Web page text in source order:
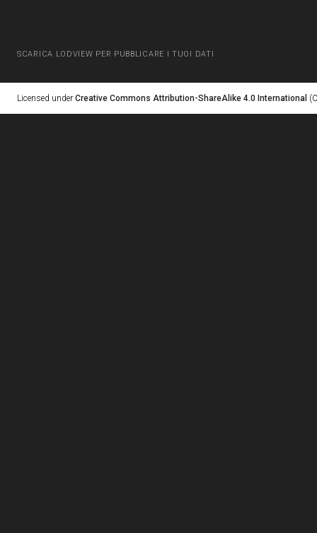
SCARICA LODVIEW PER PUBBLICARE I TUOI DATI
Licensed under Creative Commons Attribution-ShareAlike 4.0 International